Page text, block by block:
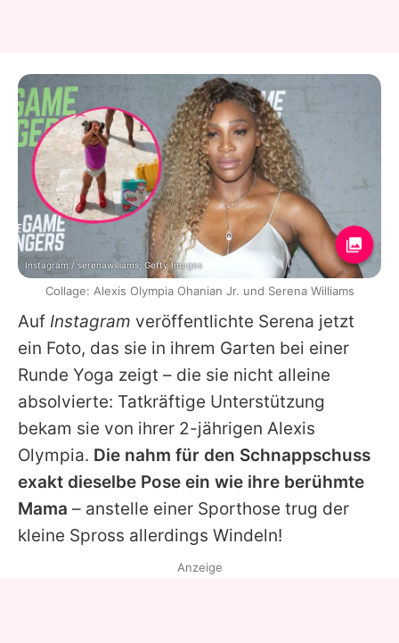
Auf Instagram veröffentlichte Serena jetzt
ein Foto, das sie in ihrem Garten bei einer
Runde Yoga zeigt – die sie nicht alleine
absolvierte: Tatkräftige Unterstützung
bekam sie von ihrer 2-jährigen Alexis
Olympia. Die nahm für den Schnappschuss
exakt dieselbe Pose ein wie ihre berühmte
Mama – anstelle einer Sporthose trug der
kleine Spross allerdings Windeln!
Instagram / serenawilliams, Getty Images
Collage: Alexis Olympia Ohanian Jr. und Serena Williams
Anzeige